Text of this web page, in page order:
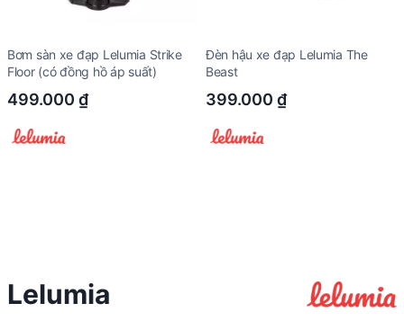
Bơm sàn xe đạp Lelumia Strike
Floor (có đồng hồ áp suất)
499.000 ₫
Đèn hậu xe đạp Lelumia The
Beast
399.000 ₫
Lelumia